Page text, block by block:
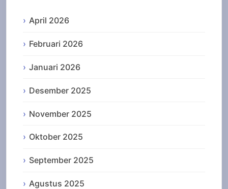
April 2026
Februari 2026
Januari 2026
Desember 2025
November 2025
Oktober 2025
September 2025
Agustus 2025